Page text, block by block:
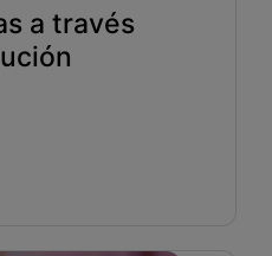
a través